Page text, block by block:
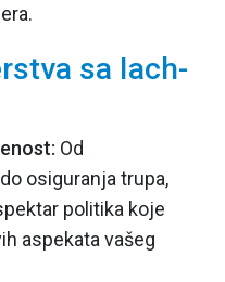
sa Iach-
Od
osiguranja trupa,
politika koje
aspekata vašeg